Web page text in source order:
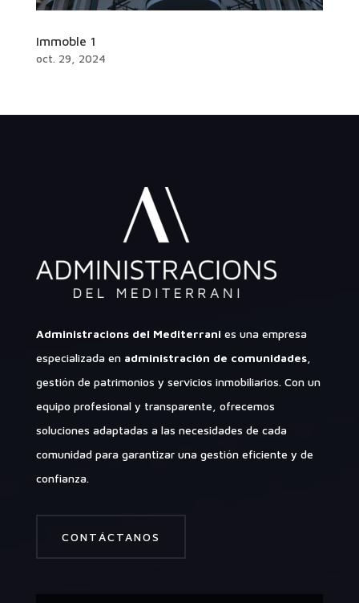
Immoble 1
oct. 29, 2024
Administracions del Mediterrani es una empresa
especializada en administración de comunidades,
gestión de patrimonios y servicios inmobiliarios. Con un
equipo profesional y transparente, ofrecemos
soluciones adaptadas a las necesidades de cada
comunidad para garantizar una gestión eficiente y de
confianza.
CONTÁCTANOS